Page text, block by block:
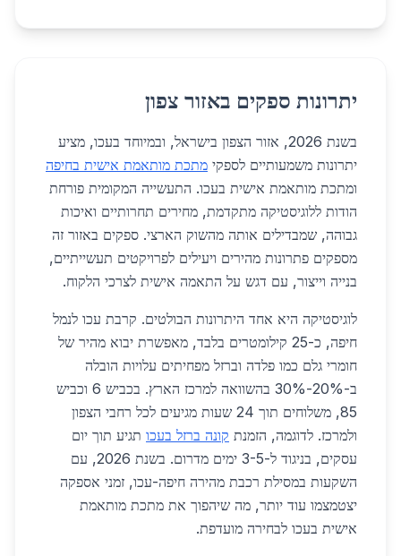
יתרונות ספקים באזור צפון
בשנת 2026, אזור הצפון בישראל, ובמיוחד בעכו, מציע
יתרונות משמעותיים לספקי מתכת מותאמת אישית בחיפה
ומתכת מותאמת אישית בעכו. התעשייה המקומית פורחת
הודות ללוגיסטיקה מתקדמת, מחירים תחרותיים ואיכות
גבוהה, שמבדילים אותה מהשוק הארצי. ספקים באזור זה
מספקים פתרונות מהירים ויעילים לפרויקטים תעשייתיים,
בנייה וייצור, עם דגש על התאמה אישית לצרכי הלקוח.
לוגיסטיקה היא אחד היתרונות הבולטים. קרבת עכו לנמל
חיפה, כ-25 קילומטרים בלבד, מאפשרת יבוא מהיר של
חומרי גלם כמו פלדה וברזל מפחיתים עלויות הובלה
ב-20%-30% בהשוואה למרכז הארץ. בכביש 6 וכביש
85, משלוחים תוך 24 שעות מגיעים לכל רחבי הצפון
ולמרכז. לדוגמה, הזמנת קונה ברזל בעכו תגיע תוך יום
עסקים, בניגוד ל-3-5 ימים מדרום. בשנת 2026, עם
השקעות במסילת רכבת מהירה חיפה-עכו, זמני אספקה
יצטמצמו עוד יותר, מה שיהפוך את מתכת מותאמת
אישית בעכו לבחירה מועדפת.